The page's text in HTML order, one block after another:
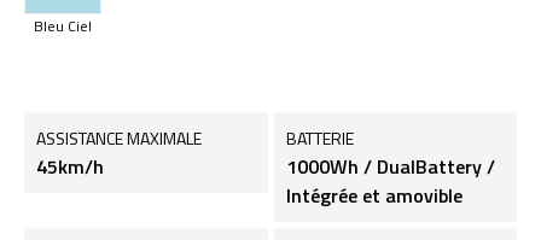
Bleu Ciel
ASSISTANCE MAXIMALE
45km/h
BATTERIE
1000Wh / DualBattery /
Intégrée et amovible